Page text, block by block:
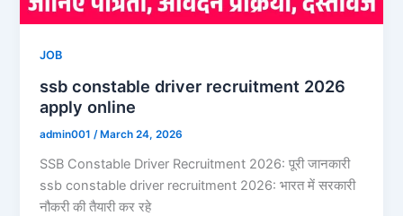
JOB
ssb constable driver recruitment 2026
apply online
admin001/ March 24, 2026
SSB Constable Driver Recruitment 2026: पूरी जानकारी
ssb constable driver recruitment 2026: भारत में सरकारी
नौकरी की तैयारी कर रहे